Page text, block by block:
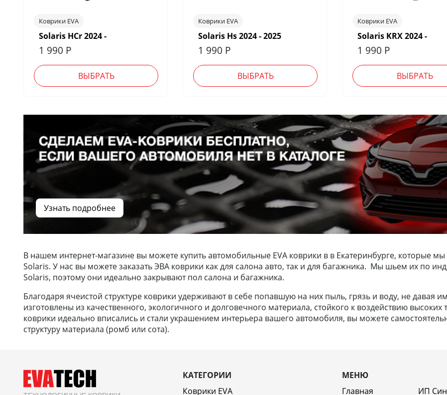
Коврики EVA
Solaris HCr 2024 -
1 990 Р
ВЫБРАТЬ
Коврики EVA
Solaris Hs 2024 - 2025
1 990 Р
ВЫБРАТЬ
Коврики EVA
Solaris KRX 2024 -
1 990 Р
ВЫБРАТЬ
Узнать подробнее
В нашем интернет-магазине вы можете купить автомобильные EVA коврики в в Екатеринбурге, которые
Solaris. У нас вы можете заказать ЭВА коврики как для салона авто, так и для багажника. Мы шьем их по
Solaris, поэтому они идеально закрывают пол салона и багажника.
Благодаря ячеистой структуре коврики удерживают в себе попавшую на них пыль, грязь и воду, не давая
изготовлены из качественного, экологичного и долговечного материала, стойкого к воздействию
коврики идеально вписались и стали украшением интерьера вашего автомобиля, вы можете
структуру материала (ромб или сота).
КАТЕГОРИИ
Коврики EVA
МЕНЮ
Главная
ИП